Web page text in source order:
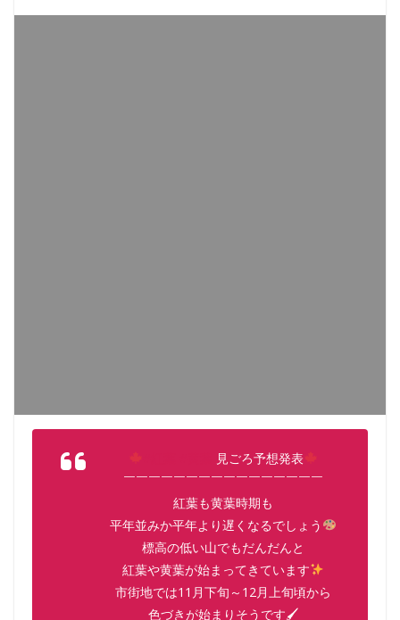
見ごろ予想発表
￣￣￣￣￣￣￣￣￣￣￣￣￣￣￣￣
紅葉も黄葉時期も
平年並みか平年より遅くなるでしょう
標高の低い山でもだんだんと
紅葉や黄葉が始まってきています
市街地では11月下旬～12月上旬頃から
色づきが始まりそうです🖌